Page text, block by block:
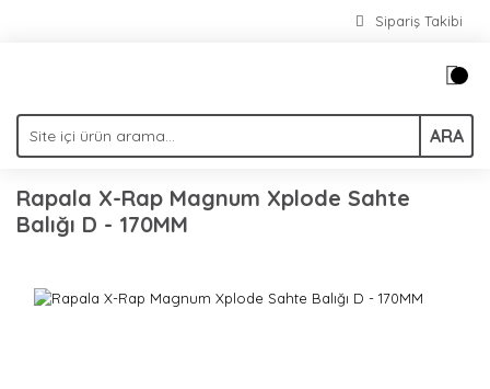
Sipariş Takibi
ARA
Rapala X-Rap Magnum Xplode Sahte
Balığı D - 170MM